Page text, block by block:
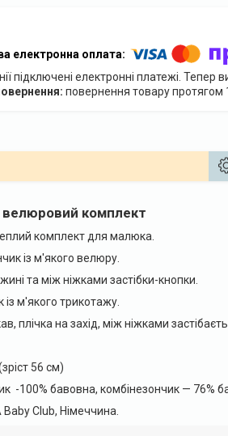
підключені електронні платежі.
повернення товару протягом
комплект
комплект для малюка.
із м'якого велюру.
та між ніжками застібки-кнопки.
із м'якого трикотажу.
плічка на захід, між ніжками
56 см)
-100% бавовна, комбінезончик — 76%
Club, Німеччина.